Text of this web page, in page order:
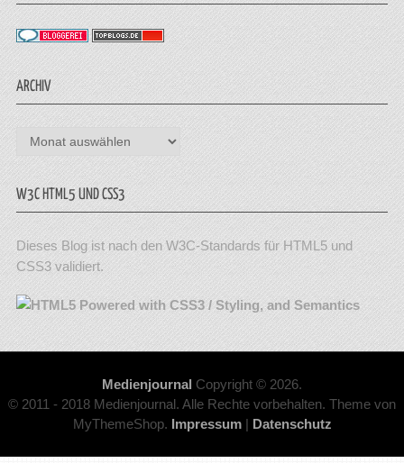
ARCHIV
Archiv
W3C HTML5 UND CSS3
Dieses Blog ist nach den W3C-Standards für HTML5 und
CSS3 validiert.
Medienjournal Copyright © 2026.
© 2011 - 2018 Medienjournal. Alle Rechte vorbehalten. Theme von
MyThemeShop. Impressum| Datenschutz